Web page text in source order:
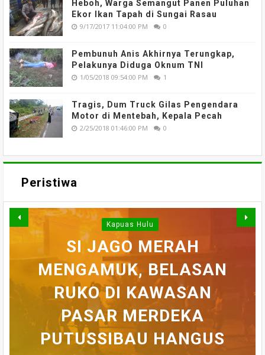
Heboh, Warga Semangut Panen Puluhan
Ekor Ikan Tapah di Sungai Rasau
9/17/2017 11:04:00 PM 0
Pembunuh Anis Akhirnya Terungkap,
Pelakunya Diduga Oknum TNI
1/05/2018 09:54:00 PM 1
Tragis, Dum Truck Gilas Pengendara
Motor di Mentebah, Kepala Pecah
2/25/2018 01:46:00 PM 0
Peristiwa
WARGA DESA SEI AJUNG
YANG DILAPORKAN
HILANG SAAT
MEMANCING DITEMUKAN
MENINGGAL DUNIA
Kapuas Hulu
SI JAGO MERAH
MENGAMUK, BELASAN
RUKO DI KAWASAN
PASAR MERDEKA
PUTUSSIBAU HANGUS
PEDULI KORBAN
KEBAKARAN, KORAMIL
BADAU BERI BANTUAN
BELASAN TOKO PAKAIAN
DI PUTUSSIBAU LUDES
DILALAP API
SEMPAT SEKARAT, H
AKHIRNYA TEWAS
SETELAH 'DIHAKIMI'
MASSA